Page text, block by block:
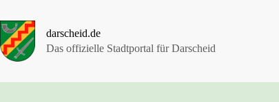
springen
darscheid.de
Das offizielle Stadtportal für Darscheid